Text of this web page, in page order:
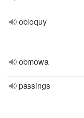
obloquy
obmowa
passings